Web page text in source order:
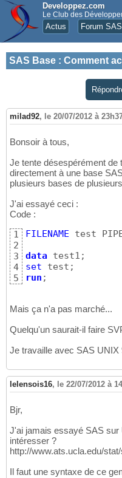
Developpez.com
Le Club des
Actus Forum
SAS Base : Comment
milad92, le 20/07/2012 à
Bonsoir à tous,
Je tente désespérément
directement à une base
plusieurs bases de
J'ai essayé ceci :
Code :
1
2
3
4
5
FILENAME test
data
set
run ;
Mais ça n'a pas marché...
Quelqu'un saurait-il faire
Je travaille avec SAS UNIX
lelensois16, le 22/07/2012 à
Bjr,
J'ai jamais essayé SAS
intéresser ?
http://www.ats.ucla.edu/
Il faut une syntaxe de ce